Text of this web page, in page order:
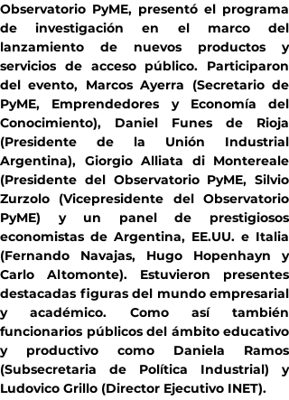
Observatorio PyME, presentó el programa
de investigación en el marco del
lanzamiento de nuevos productos y
servicios de acceso público. Participaron
del evento, Marcos Ayerra (Secretario de
PyME, Emprendedores y Economía del
Conocimiento), Daniel Funes de Rioja
(Presidente de la Unión Industrial
Argentina), Giorgio Alliata di Montereale
(Presidente del Observatorio PyME, Silvio
Zurzolo (Vicepresidente del Observatorio
PyME) y un panel de prestigiosos
economistas de Argentina, EE.UU. e Italia
(Fernando Navajas, Hugo Hopenhayn y
Carlo Altomonte). Estuvieron presentes
destacadas figuras del mundo empresarial
y académico. Como así también
funcionarios públicos del ámbito educativo
y productivo como Daniela Ramos
(Subsecretaria de Política Industrial) y
Ludovico Grillo (Director Ejecutivo INET).